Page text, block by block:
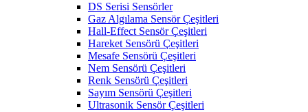
DS Serisi Sensörler
Gaz Algılama Sensör Çeşitleri
Hall-Effect Sensör Çeşitleri
Hareket Sensörü Çeşitleri
Mesafe Sensörü Çeşitleri
Nem Sensörü Çeşitleri
Renk Sensörü Çeşitleri
Sayım Sensörü Çeşitleri
Ultrasonik Sensör Çeşitleri